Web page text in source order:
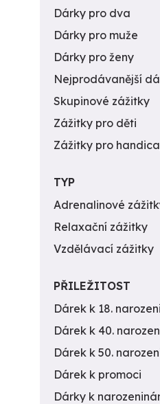
Dárky pro dva
Dárky pro muže
Dárky pro ženy
Nejprodávanější
Skupinové zážitky
Zážitky pro děti
Zážitky pro
TYP
Adrenalinové
Relaxační zážitky
Vzdělávací zážitky
PŘILEŽITOST
Dárek k 18.
Dárek k 40.
Dárek k 50.
Dárek k promoci
Dárky k